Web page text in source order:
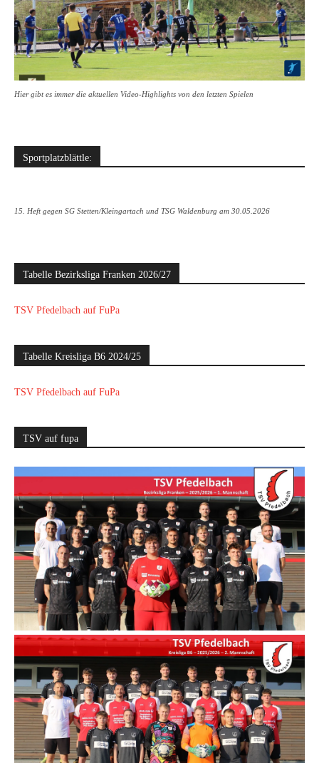
Hier gibt es immer die aktuellen Video-Highlights von den letzten Spielen
Sportplatzblättle:
15. Heft gegen SG Stetten/Kleingartach und TSG Waldenburg am 30.05.2026
Tabelle Bezirksliga Franken 2026/27
TSV Pfedelbach auf FuPa
Tabelle Kreisliga B6 2024/25
TSV Pfedelbach auf FuPa
TSV auf fupa